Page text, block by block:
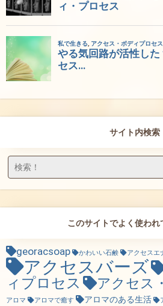
サイト内検索
このサイトでよく使われ
georacsoap かわいい石鹸 アクセスエ
アクセスバーズ
ィプロセス
アクセス
アロマ
アロマで癒す アロマのある生活